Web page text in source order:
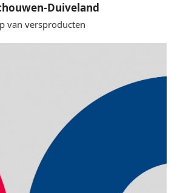
Duiveland
van versproducten